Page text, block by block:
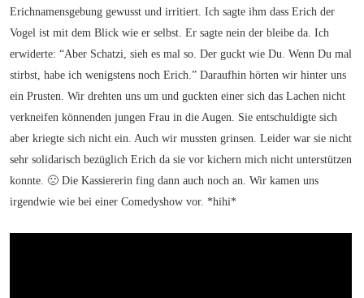
Erichnamensgebung gewusst und irritiert. Ich sagte ihm dass Erich der
Vogel ist mit dem Blick wie er selbst. Er sagte nein der bleibe da. Ich
erwiderte: “Aber Schatzi, sieh es mal so. Der guckt wie Du. Wenn Du mal
stirbst, habe ich wenigstens noch Erich.” Daraufhin hörten wir hinter uns
ein Prusten. Wir drehten uns um und guckten einer sich das Lachen nicht
verkneifen könnenden jungen Frau in die Augen. Sie entschuldigte sich
aber kriegte sich nicht ein. Auch wir mussten grinsen. Leider war sie nicht
sehr solidarisch bezüglich Erich da sie vor kichern mich nicht unterstützen
konnte. 🙁 Die Kassiererin fing dann auch noch an. Wir kamen uns
irgendwie wie bei einer Comedyshow vor. *hihi*